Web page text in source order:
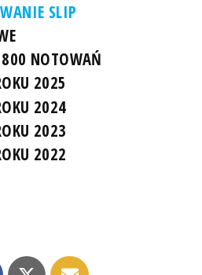
SLIP
NOTOWAŃ
2025
2024
2023
2022